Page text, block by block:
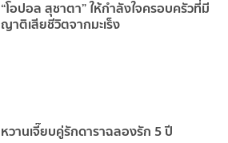
“โอปอล สุชาตา” ให้กำลังใจครอบครัวที่มี
ญาติเสียชีวิตจากมะเร็ง
หวานเจี๊ยบคู่รักดาราฉลองรัก 5 ปี